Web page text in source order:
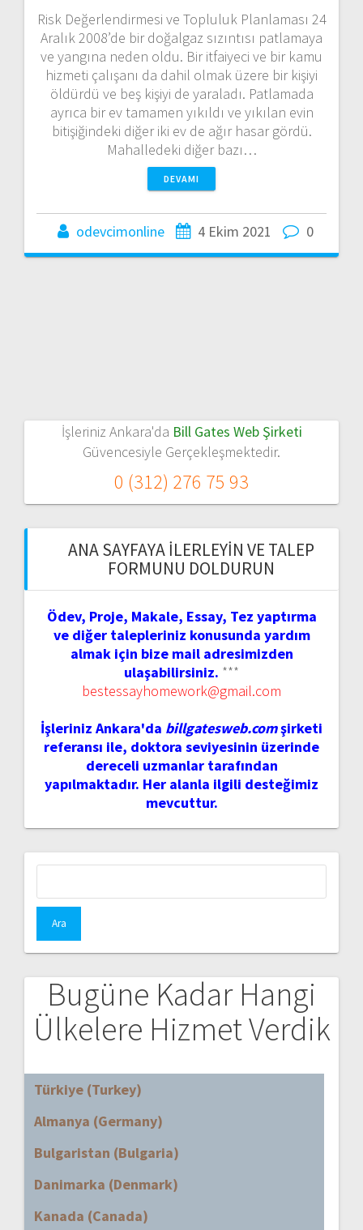
Risk Değerlendirmesi ve Topluluk Planlaması 24
Aralık 2008’de bir doğalgaz sızıntısı patlamaya
ve yangına neden oldu. Bir itfaiyeci ve bir kamu
hizmeti çalışanı da dahil olmak üzere bir kişiyi
öldürdü ve beş kişiyi de yaraladı. Patlamada
ayrıca bir ev tamamen yıkıldı ve yıkılan evin
bitişiğindeki diğer iki ev de ağır hasar gördü.
Mahalledeki diğer bazı…
DEVAMI
odevcimonline 4 Ekim 2021 0
İşleriniz Ankara'da Bill Gates Web Şirketi
Güvencesiyle Gerçekleşmektedir.
0 (312) 276 75 93
ANA SAYFAYA İLERLEYIN VE TALEP
FORMUNU DOLDURUN
Ödev, Proje, Makale, Essay, Tez yaptırma
ve diğer talepleriniz konusunda yardım
almak için bize mail adresimizden
ulaşabilirsiniz. ***
bestessayhomework@gmail.com
İşleriniz Ankara'da billgatesweb.comşirketi
referansı ile, doktora seviyesinin üzerinde
dereceli uzmanlar tarafından
yapılmaktadır. Her alanla ilgili desteğimiz
mevcuttur.
Bugüne Kadar Hangi
Ülkelere Hizmet Verdik
Türkiye (Turkey)
Almanya (Germany)
Bulgaristan (Bulgaria)
Danimarka (Denmark)
Kanada (Canada)